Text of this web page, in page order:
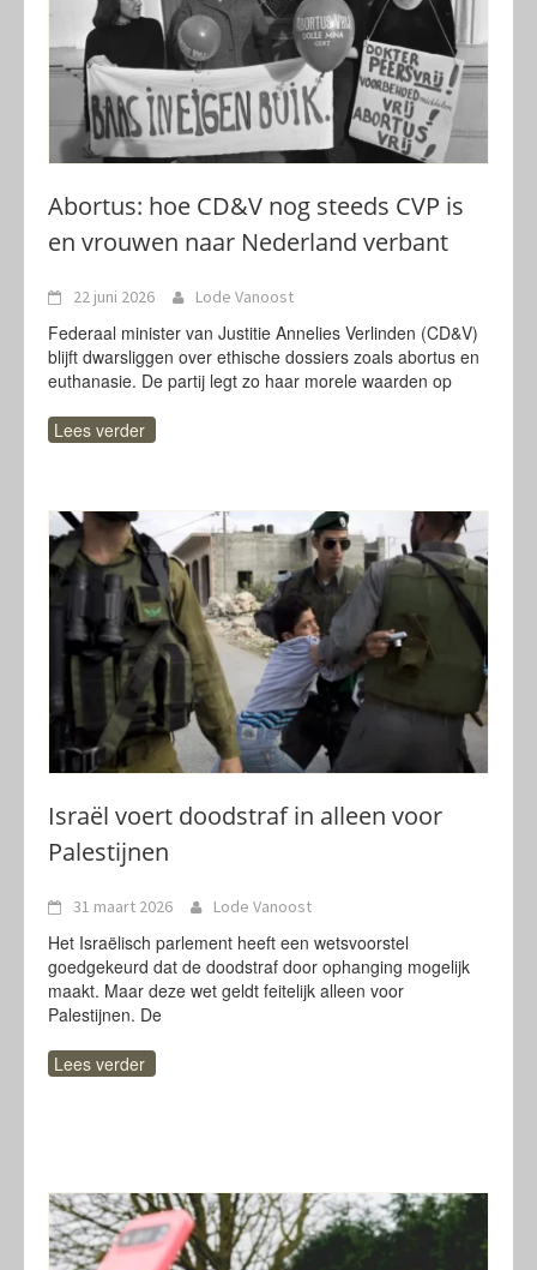
Abortus: hoe CD&V nog steeds CVP is
en vrouwen naar Nederland verbant
22 juni 2026 Lode Vanoost
Federaal minister van Justitie Annelies Verlinden (CD&V)
blijft dwarsliggen over ethische dossiers zoals abortus en
euthanasie. De partij legt zo haar morele waarden op
Lees verder
Israël voert doodstraf in alleen voor
Palestijnen
31 maart 2026 Lode Vanoost
Het Israëlisch parlement heeft een wetsvoorstel
goedgekeurd dat de doodstraf door ophanging mogelijk
maakt. Maar deze wet geldt feitelijk alleen voor
Palestijnen. De
Lees verder